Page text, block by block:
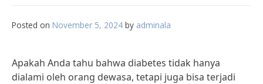
Posted on November 5, 2024 by adminala
Apakah Anda tahu bahwa diabetes tidak hanya
dialami oleh orang dewasa, tetapi juga bisa terjadi